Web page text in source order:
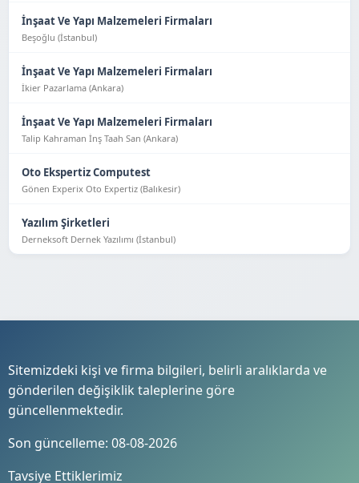
İnşaat Ve Yapı Malzemeleri Firmaları
Beşoğlu (İstanbul)
İnşaat Ve Yapı Malzemeleri Firmaları
İkier Pazarlama (Ankara)
İnşaat Ve Yapı Malzemeleri Firmaları
Talip Kahraman İnş Taah San (Ankara)
Oto Ekspertiz Computest
Gönen Experix Oto Expertiz (Balıkesir)
Yazılım Şirketleri
Derneksoft Dernek Yazılımı (İstanbul)
Sitemizdeki kişi ve firma bilgileri, belirli aralıklarda ve
gönderilen değişiklik taleplerine göre
güncellenmektedir.
Son güncelleme: 08-08-2026
Tavsiye Ettiklerimiz